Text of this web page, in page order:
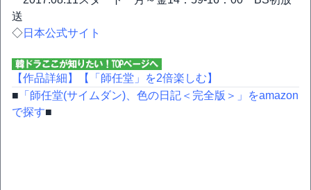
送
◇日本公式サイト
【作品詳細】
【「師任堂」を2倍楽しむ】
■ 「師任堂(サイムダン)、色の日記＜完全版＞」をamazon
で探す■